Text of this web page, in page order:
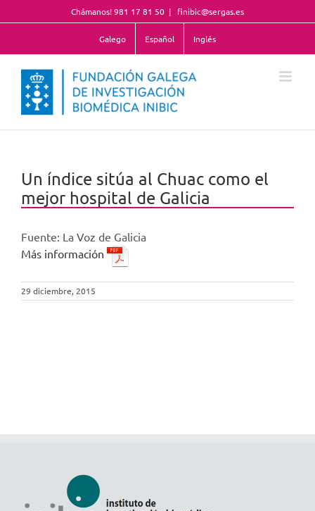
al
Chámanos! 981 17 81 50 | finibic@sergas.es
Galego Español Inglés
Un índice sitúa al Chuac como el
mejor hospital de Galicia
Fuente: La Voz de Galicia
Más información
29 diciembre, 2015